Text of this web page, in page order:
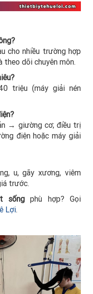
cho nhiều trường hợp
theo dõi chuyên môn.
triệu (máy giải nén
→ giường cơ; điều trị
điện hoặc máy giải
u, gãy xương, viêm
trước.
sống phù hợp? Gọi
Lợi.